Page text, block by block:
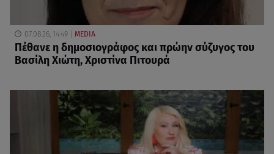
07.08.26, 14:49 MEDIA
Πέθανε η δημοσιογράφος και πρώην σύζυγος του
Βασίλη Χιώτη, Χριστίνα Πιτουρά